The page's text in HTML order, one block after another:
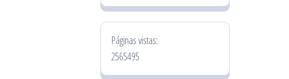
Páginas vistas:
2565495